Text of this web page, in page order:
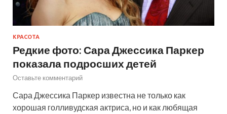
КРАСОТА
Редкие фото: Сара Джессика Паркер
показала подросших детей
Оставьте комментарий
Сара Джессика Паркер известна не только как
хорошая голливудская актриса, но и как любящая